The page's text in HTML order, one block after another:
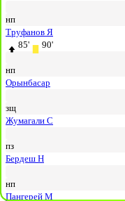
нп
Труфанов Я
85'
90'
нп
Орынбасар
зщ
Жумагали С
пз
Бердеш Н
нп
Пангерей М